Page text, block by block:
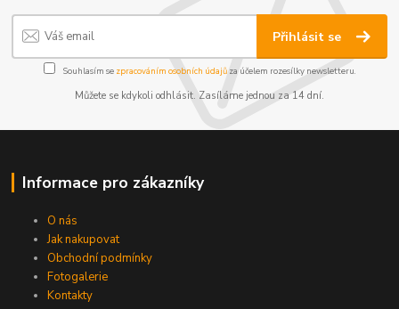
Přihlásit se
Souhlasím se zpracováním osobních údajůza účelem rozesílky newsletteru.
Můžete se kdykoli odhlásit. Zasíláme jednou za 14 dní.
Informace pro zákazníky
O nás
Jak nakupovat
Obchodní podmínky
Fotogalerie
Kontakty